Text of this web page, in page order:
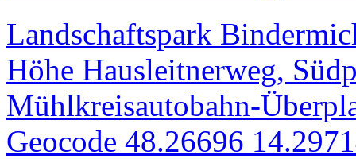
Landschaftspark
Höhe Hausleitnerweg,
Mühlkreisautobahn-
Geocode 48.26696